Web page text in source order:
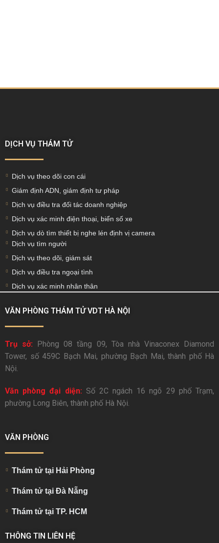
DỊCH VỤ THÁM TỬ
Dịch vụ theo dõi con cái
Giám định ADN, giám định tư pháp
Dịch vụ điều tra đối tác doanh nghiệp
Dịch vụ xác minh điện thoại, biển số xe
Dịch vụ dò tìm thiết bị nghe lén định vị camera
Dịch vụ tìm người
Dịch vụ theo dõi, giám sát
Dịch vụ điều tra ngoại tình
Dịch vụ xác minh nhân thân
VĂN PHÒNG THÁM TỬ VDT HÀ NỘI
Trụ sở: Phòng 08 tầng 09, Tòa nhà Vinaconex Diamond
Tower, số 459C Bạch Mai, phường Bạch Mai, thành phố Hà
Nội.
Văn phòng đại diện: Số 2C ngách 16 ngõ 29 phố Trạm,
phường Long Biên, thành phố Hà Nội.
VĂN PHÒNG
Thám tử tại Hải Phòng
Thám tử tại Đà Nẵng
Thám tử tại TP. HCM
THÔNG TIN LIÊN HỆ